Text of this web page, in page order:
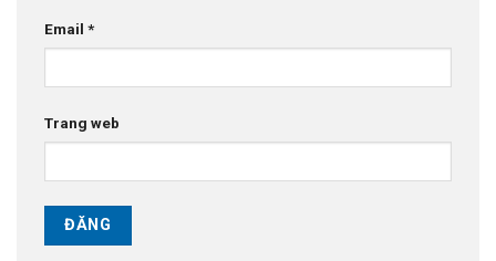
Email *
Trang web